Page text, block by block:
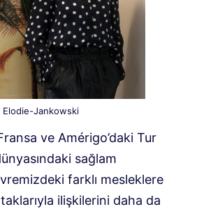
Elodie-Jankowski
ve Amérigo’daki Tur
sağlam
farklı mesleklere
ilişkilerini daha da